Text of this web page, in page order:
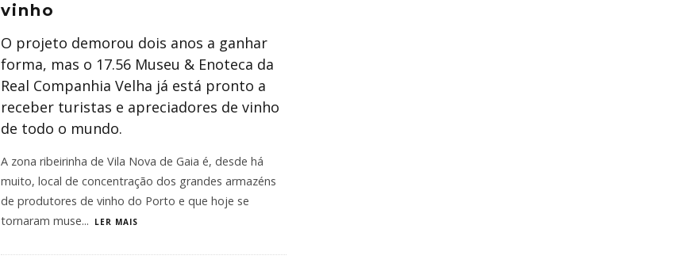
vinho
O projeto demorou dois anos a ganhar
forma, mas o 17.56 Museu & Enoteca da
Real Companhia Velha já está pronto a
receber turistas e apreciadores de vinho
de todo o mundo.
A zona ribeirinha de Vila Nova de Gaia é, desde há
muito, local de concentração dos grandes armazéns
de produtores de vinho do Porto e que hoje se
tornaram muse... LER MAIS